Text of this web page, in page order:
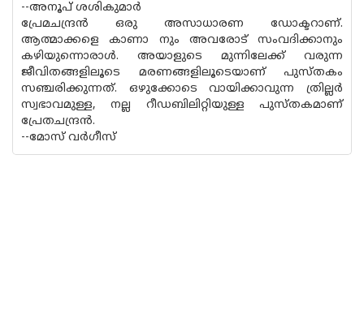
--അനൂപ് ശശികുമാർ
പ്രേമചന്ദ്രൻ ഒരു അസാധാരണ ഡോക്ടറാണ്.
ആത്മാക്കളെ കാണാ നും അവരോട് സംവദിക്കാനും
കഴിയുന്നൊരാൾ. അയാളുടെ മുന്നിലേക്ക് വരുന്ന
ജീവിതങ്ങളിലൂടെ മരണങ്ങളിലൂടെയാണ് പുസ്‌തകം
സഞ്ചരിക്കുന്നത്. ഒഴുക്കോടെ വായിക്കാവുന്ന ത്രില്ലർ
സ്വഭാവമുള്ള, നല്ല റീഡബിലിറ്റിയുള്ള പുസ്‌തകമാണ്
പ്രേതചന്ദ്രൻ.
--മോസ് വർഗീസ്